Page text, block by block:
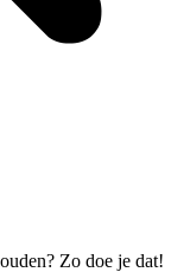
Zo doe je dat!